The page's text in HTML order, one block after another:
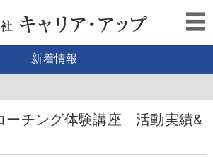
新着情報
チング体験講座 活動実績&